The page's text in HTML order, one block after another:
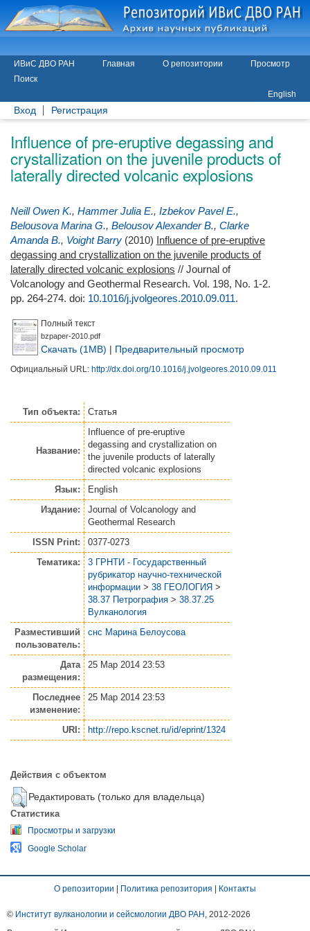
ИВиС ДВО РАН Главная О репозитории
Просмотр
Поиск
English
Вход Регистрация
Influence of pre-eruptive degassing and
crystallization on the juvenile products of
laterally directed volcanic explosions
Neill Owen K., Hammer Julia E., Izbekov Pavel E.,
Belousova Marina G., Belousov Alexander B., Clarke
Amanda B., Voight Barry (2010) Influence of pre-eruptive
degassing and crystallization on the juvenile products of
laterally directed volcanic explosions // Journal of
Volcanology and Geothermal Research. Vol. 198, No. 1-2.
pp. 264-274. doi: 10.1016/j.jvolgeores.2010.09.011.
Полный текст
bzpaper-2010.pdf
Скачать (1MB) | Предварительный просмотр
Официальный URL: http://dx.doi.org/10.1016/j.jvolgeores.2010.09.011
Тип объекта: Статья
Название:
Influence of pre-eruptive
degassing and crystallization on
the juvenile products of laterally
directed volcanic explosions
Язык:
English
Издание:
Journal of Volcanology and
Geothermal Research
ISSN Print:
0377-0273
Тематика:
3 ГРНТИ - Государственный
рубрикатор научно-технической
информации > 38 ГЕОЛОГИЯ >
38.37 Петрография > 38.37.25
Вулканология
Разместивший
пользователь:
снс Марина Белоусова
Дата
размещения:
25 Мар 2014 23:53
Последнее
изменение:
25 Мар 2014 23:53
URI: http://repo.kscnet.ru/id/eprint/1324
Действия с объектом
Редактировать (только для владельца)
Статистика
Просмотры и загрузки
Google Scholar
О репозитории | Политика репозитория | Контакты
© Институт вулканологии и сейсмологии ДВО РАН , 2012-2026